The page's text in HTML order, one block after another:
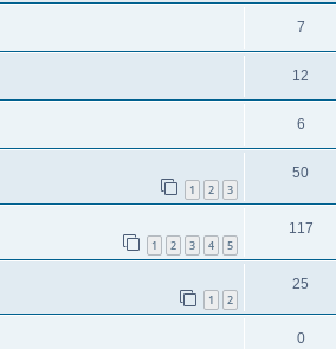
7
12
6
1 2 3
50
1 2 3 4 5
117
1 2
25
0